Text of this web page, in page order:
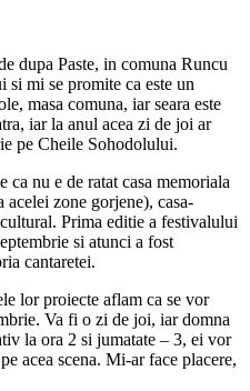
dupa Paste, in comuna Runcu
si mi se promite ca este un
masa comuna, iar seara este
iar la anul acea zi de joi ar
pe Cheile Sohodolului.
ca nu e de ratat casa memoriala
zone gorjene), casa-
Prima editie a festivalului
si atunci a fost
cantaretei.
lor proiecte aflam ca se vor
Va fi o zi de joi, iar domna
la ora 2 si jumatate – 3, ei vor
acea scena. Mi-ar face placere,